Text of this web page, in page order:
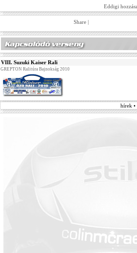
Eddigi
Share |
VIII. Suzuki Kaiser Rali
GREPTON Ralitúra Bajnokság 2010
hírek •